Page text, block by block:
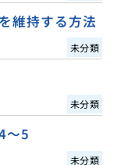
維持する方法
未分類
未分類
〜5
未分類